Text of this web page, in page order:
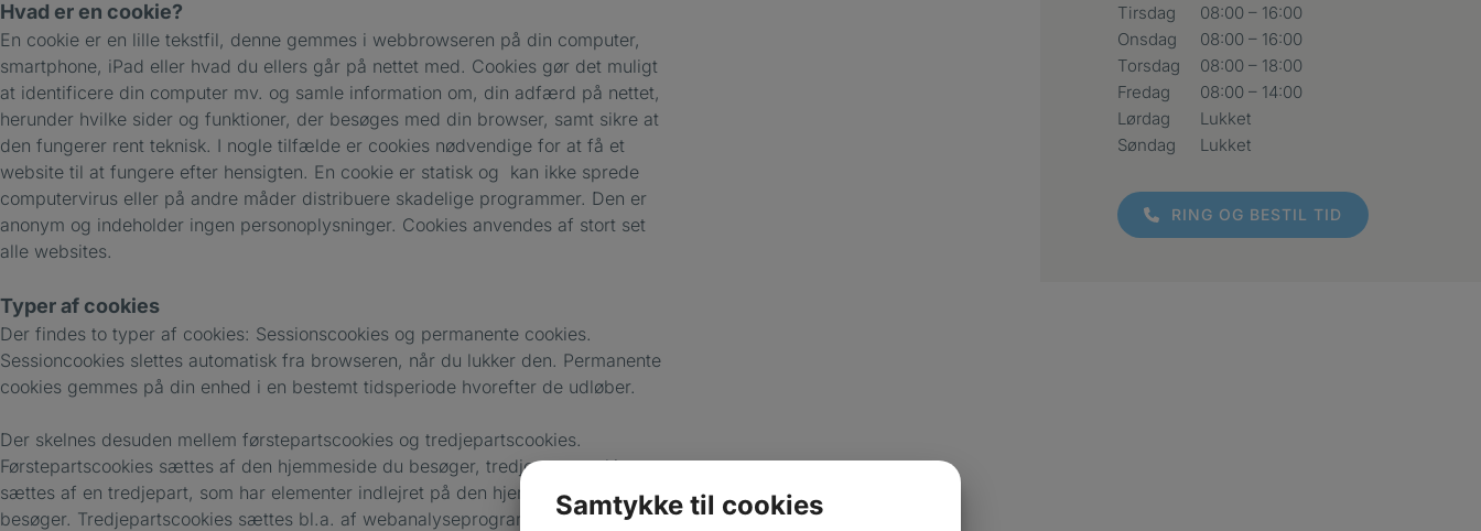
Hvad er en cookie?
En cookie er en lille tekstfil, denne gemmes i webbrowseren på din computer,
smartphone, iPad eller hvad du ellers går på nettet med. Cookies gør det muligt
at identificere din computer mv. og samle information om, din adfærd på nettet,
herunder hvilke sider og funktioner, der besøges med din browser, samt sikre at
den fungerer rent teknisk. I nogle tilfælde er cookies nødvendige for at få et
website til at fungere efter hensigten. En cookie er statisk og kan ikke sprede
computervirus eller på andre måder distribuere skadelige programmer. Den er
anonym og indeholder ingen personoplysninger. Cookies anvendes af stort set
alle websites.
Typer af cookies
Der findes to typer af cookies: Sessionscookies og permanente cookies.
Sessioncookies slettes automatisk fra browseren, når du lukker den. Permanente
cookies gemmes på din enhed i en bestemt tidsperiode hvorefter de udløber.
Der skelnes desuden mellem førstepartscookies og tredjepartscookies.
Førstepartscookies sættes af den hjemmeside du besøger, tredjepartscookies
sættes af en tredjepart, som har elementer indlejret på den hjemmeside, du
besøger. Tredjepartscookies sættes bl.a. af webanalyseprogrammer, som f.eks.
Tirsdag
08:00 – 16:00
Onsdag
08:00 – 16:00
Torsdag
08:00 – 18:00
Fredag
08:00 – 14:00
Lørdag
Lukket
Søndag
Lukket
RING OG BESTIL TID
Samtykke til cookies